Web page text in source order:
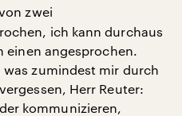
zwei
ich kann durchaus
einen angesprochen.
was zumindest mir durch
Herr Reuter:
kommunizieren,